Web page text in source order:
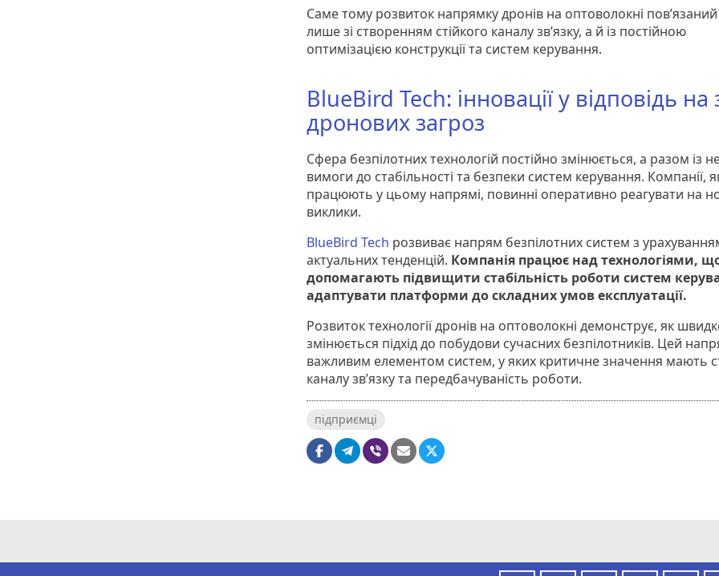
Саме тому розвиток напрямку дронів на оптоволокні
лише зі створенням стійкого каналу зв’язку, а й із постійною
оптимізацією конструкції та систем керування.
BlueBird Tech: інновації у відповідь на
дронових загроз
Сфера безпілотних технологій постійно змінюється, а разом із
вимоги до стабільності та безпеки систем керування. Компанії,
працюють у цьому напрямі, повинні оперативно реагувати на
виклики.
BlueBird Tech розвиває напрям безпілотних систем з
актуальних тенденцій. Компанія працює над технологіями,
допомагають підвищити стабільність роботи систем
адаптувати платформи до складних умов експлуатації.
Розвиток технології дронів на оптоволокні демонструє, як
змінюється підхід до побудови сучасних безпілотників. Цей
важливим елементом систем, у яких критичне значення мають
каналу зв’язку та передбачуваність роботи.
підприємці